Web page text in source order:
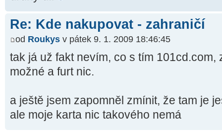
Re: Kde nakupovat - zahraničí
od Roukys v pátek 9. 1. 2009 18:46:45
tak já už fakt nevím, co s tím
možné a furt nic.
a ještě jsem zapomněl zmínit, že tam je
ale moje karta nic takového nemá